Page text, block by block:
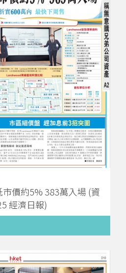
價約5% 383萬入場 (資
經濟日報)